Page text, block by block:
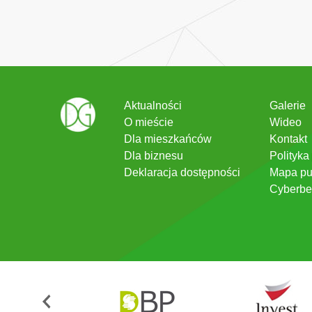
Aktualności
O mieście
Dla mieszkańców
Dla biznesu
Deklaracja dostępności
Galerie
Wideo
Kontakt
Mapa